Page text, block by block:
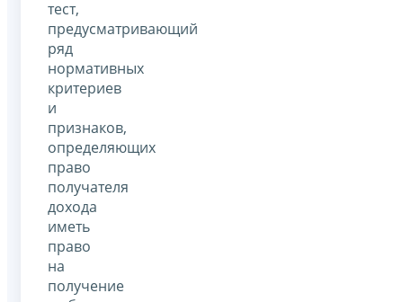
тест,
предусматривающий
ряд
нормативных
критериев
и
признаков,
определяющих
право
получателя
дохода
иметь
право
на
получение